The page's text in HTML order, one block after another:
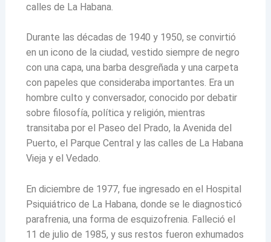
calles de La Habana.
Durante las décadas de 1940 y 1950, se convirtió
en un icono de la ciudad, vestido siempre de negro
con una capa, una barba desgreñada y una carpeta
con papeles que consideraba importantes. Era un
hombre culto y conversador, conocido por debatir
sobre filosofía, política y religión, mientras
transitaba por el Paseo del Prado, la Avenida del
Puerto, el Parque Central y las calles de La Habana
Vieja y el Vedado.
En diciembre de 1977, fue ingresado en el Hospital
Psiquiátrico de La Habana, donde se le diagnosticó
parafrenia, una forma de esquizofrenia. Falleció el
11 de julio de 1985, y sus restos fueron exhumados